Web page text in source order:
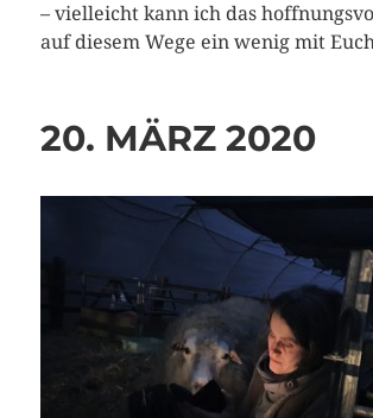
– vielleicht kann ich das
auf diesem Wege ein wenig mit
20. MÄRZ 2020